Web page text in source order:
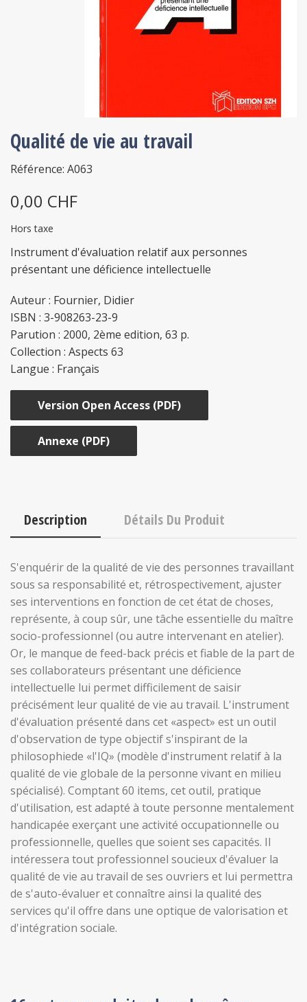
Qualité de vie au travail
Référence: A063
0,00 CHF
Hors taxe
Instrument d'évaluation relatif aux personnes
présentant une déficience intellectuelle
Auteur : Fournier, Didier
ISBN : 3-908263-23-9
Parution : 2000, 2ème edition, 63 p.
Collection : Aspects 63
Langue : Français
Version Open Access (PDF)
Annexe (PDF)
Description Détails Du Produit
S'enquérir de la qualité de vie des personnes travaillant
sous sa responsabilité et, rétrospectivement, ajuster
ses interventions en fonction de cet état de choses,
représente, à coup sûr, une tâche essentielle du maître
socio-professionnel (ou autre intervenant en atelier).
Or, le manque de feed-back précis et fiable de la part de
ses collaborateurs présentant une déficience
intellectuelle lui permet difficilement de saisir
précisément leur qualité de vie au travail. L'instrument
d'évaluation présenté dans cet «aspect» est un outil
d'observation de type objectif s'inspirant de la
philosophiede «l'IQ» (modèle d'instrument relatif à la
qualité de vie globale de la personne vivant en milieu
spécialisé). Comptant 60 items, cet outil, pratique
d'utilisation, est adapté à toute personne mentalement
handicapée exerçant une activité occupationnelle ou
professionnelle, quelles que soient ses capacités. Il
intéressera tout professionnel soucieux d'évaluer la
qualité de vie au travail de ses ouvriers et lui permettra
de s'auto-évaluer et connaître ainsi la qualité des
services qu'il offre dans une optique de valorisation et
d'intégration sociale.